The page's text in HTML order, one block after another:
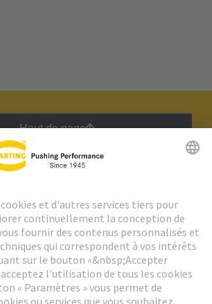
Haut de page